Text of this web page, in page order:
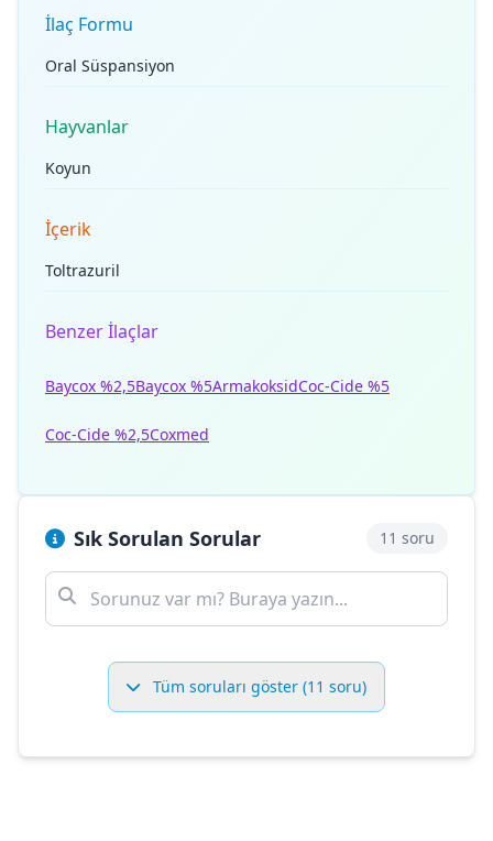
İlaç Formu
Oral Süspansiyon
Hayvanlar
Koyun
İçerik
Toltrazuril
Benzer İlaçlar
Baycox %2,5Baycox %5ArmakoksidCoc-Cide %5
Coc-Cide %2,5Coxmed
Sık Sorulan Sorular 11 soru
Tüm soruları göster (11 soru)